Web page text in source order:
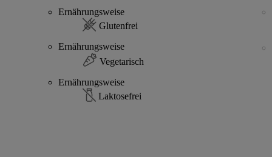
Ernährungsweise
Glutenfrei
Ernährungsweise
Vegetarisch
Ernährungsweise
Laktosefrei